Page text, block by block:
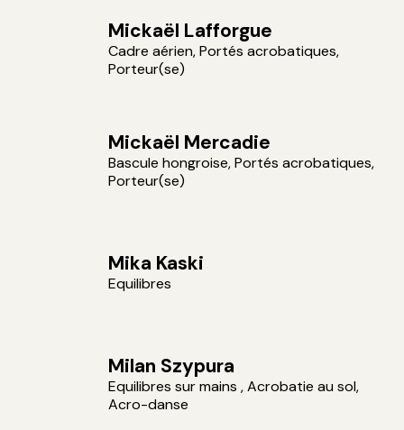
Mickaël Lafforgue
Cadre aérien, Portés acrobatiques,
Porteur(se)
Mickaël Mercadie
Bascule hongroise, Portés acrobatiques,
Porteur(se)
Mika Kaski
Equilibres
Milan Szypura
Equilibres sur mains , Acrobatie au sol,
Acro-danse